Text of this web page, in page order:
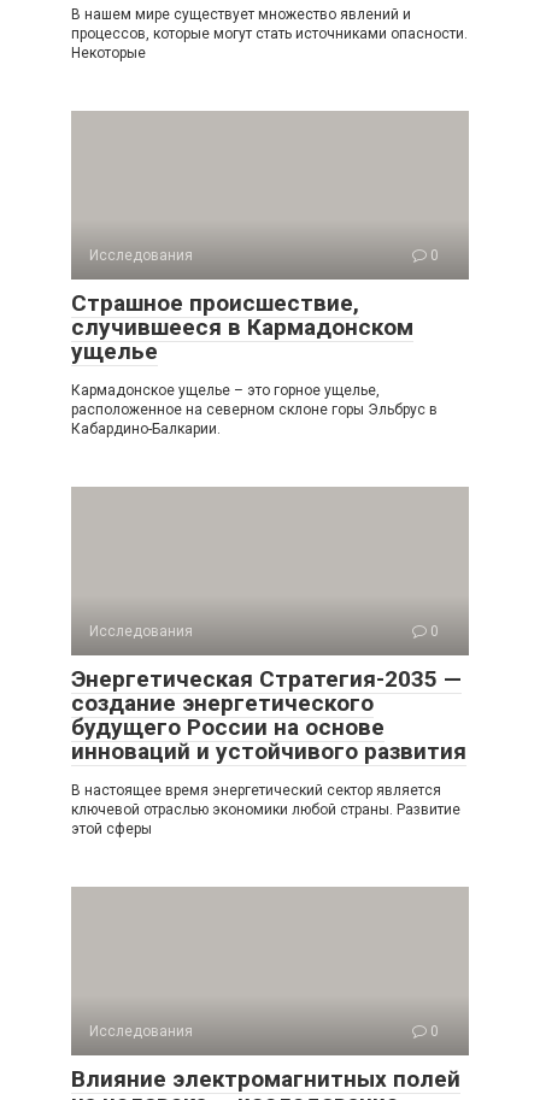
В нашем мире существует множество явлений и
процессов, которые могут стать источниками опасности.
Некоторые
Исследования 0
Страшное происшествие,
случившееся в Кармадонском
ущелье
Кармадонское ущелье – это горное ущелье,
расположенное на северном склоне горы Эльбрус в
Кабардино-Балкарии.
Исследования 0
Энергетическая Стратегия-2035 —
создание энергетического
будущего России на основе
инноваций и устойчивого развития
В настоящее время энергетический сектор является
ключевой отраслью экономики любой страны. Развитие
этой сферы
Исследования 0
Влияние электромагнитных полей